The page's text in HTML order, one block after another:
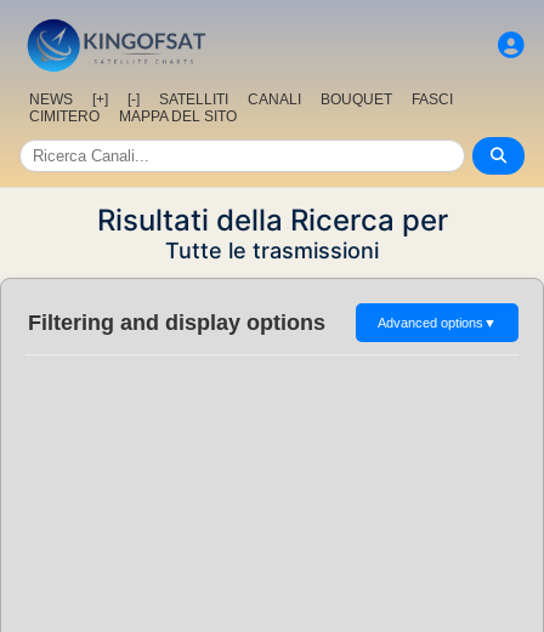
NEWS [+] [-] SATELLITI CANALI BOUQUET
FASCI
CIMITERO
MAPPA DEL SITO
Risultati della Ricerca per
Tutte le trasmissioni
Filtering and display options Advanced options ▼